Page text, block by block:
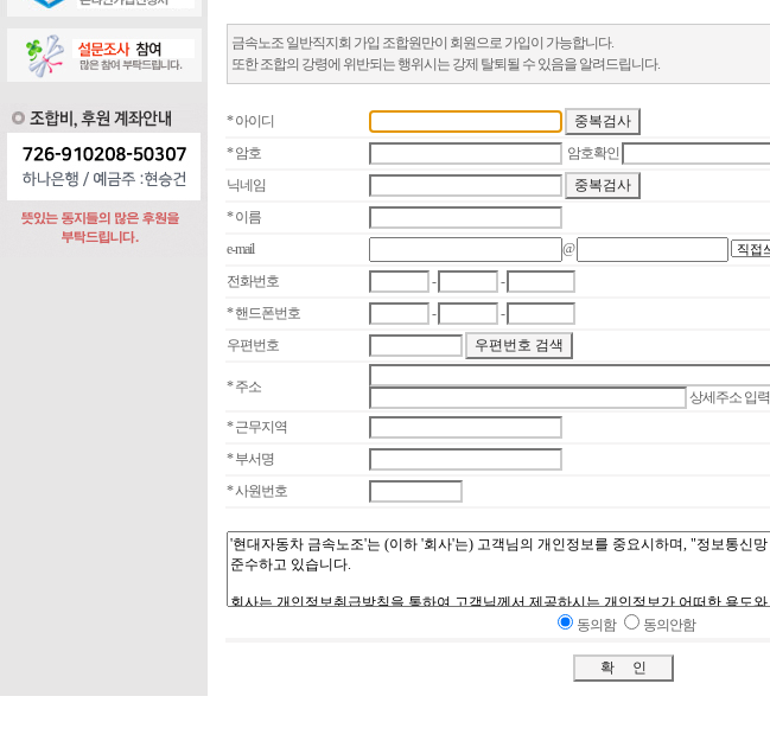
금속노조 일반직지회 가입 조합원만이 회원으로 가입이 가능합니다.
또한 조합의 강령에 위반되는 행위시는 강제 탈퇴될 수 있음을 알려드립니다.
* 아이디
* 암호
암호확인
닉네임
* 이름
e-mail
@
전화번호
-
-
* 핸드폰번호
-
-
우편번호
* 주소
상세주소 입력
* 근무지역
* 부서명
* 사원번호
동의함 동의안함